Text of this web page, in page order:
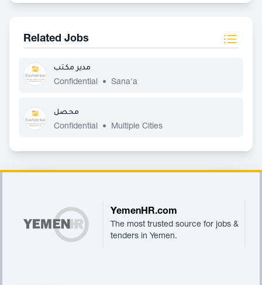
Related Jobs
مدير مكتب
Confidential
• Sana'a
محصل
Confidential
• Multiple Cities
YemenHR.com
The most trusted source for jobs &
tenders in Yemen.